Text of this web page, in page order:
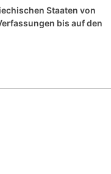
Staaten von
bis auf den